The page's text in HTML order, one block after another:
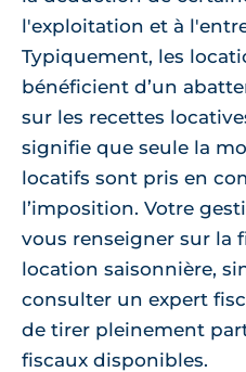
l'exploitation et à
Typiquement, les
bénéficient d’un
sur les recettes
signifie que seule la
locatifs sont pris en
l’imposition. Votre
vous renseigner sur la
location saisonnière,
consulter un expert
de tirer pleinement
fiscaux disponibles.